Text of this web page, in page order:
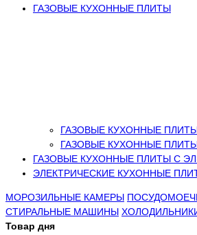
ГАЗОВЫЕ КУХОННЫЕ ПЛИТЫ
ГАЗОВЫЕ КУХОННЫЕ ПЛИТЫ
ГАЗОВЫЕ КУХОННЫЕ ПЛИТЫ
ГАЗОВЫЕ КУХОННЫЕ ПЛИТЫ С
ЭЛЕКТРИЧЕСКИЕ КУХОННЫЕ
МОРОЗИЛЬНЫЕ КАМЕРЫ
СТИРАЛЬНЫЕ МАШИНЫ
Товар дня